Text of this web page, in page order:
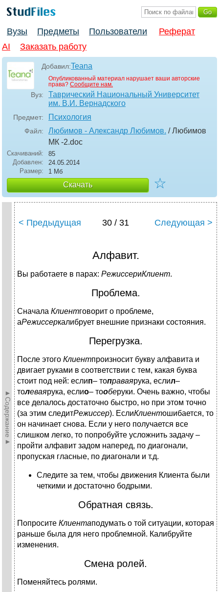
Вузы Предметы Пользователи
Реферат
AI
Заказать работу
Добавил:Teana
Опубликованный материал нарушает ваши авторские
права? Сообщите нам.
Вуз:
Таврический Национальный Университет
им. В.И. Вернадского
Предмет: Психология
Файл: Любимов - Александр Любимов. / Любимов
МК -2.doc
Скачиваний:
85
Добавлен:
24.05.2014
Размер:
1 Мб
Скачать ☆
►Содержание►
< Предыдущая 30 / 31 Следующая >
Алфавит.
Вы работаете в парах: РежиссериКлиент.
Проблема.
Сначала Клиентговорит о проблеме,
аРежиссеркалибрует внешние признаки состояния.
Перегрузка.
После этого Клиентпроизносит букву алфавита и
двигает руками в соответствии с тем, какая буква
стоит под ней: еслип– топраваярука, еслил–
толеваярука, еслио– тооберуки. Очень важно, чтобы
все делалось достаточно быстро, но при этом точно
(за этим следитРежиссер). ЕслиКлиентошибается, то
он начинает снова. Если у него получается все
слишком легко, то попробуйте усложнить задачу –
пройти алфавит задом наперед, по диагонали,
пропуская гласные, по диагонали и т.д.
Следите за тем, чтобы движения Клиента были
четкими и достаточно бодрыми.
Обратная связь.
Попросите Клиентаподумать о той ситуации, которая
раньше была для него проблемной. Калибруйте
изменения.
Смена ролей.
Поменяйтесь ролями.